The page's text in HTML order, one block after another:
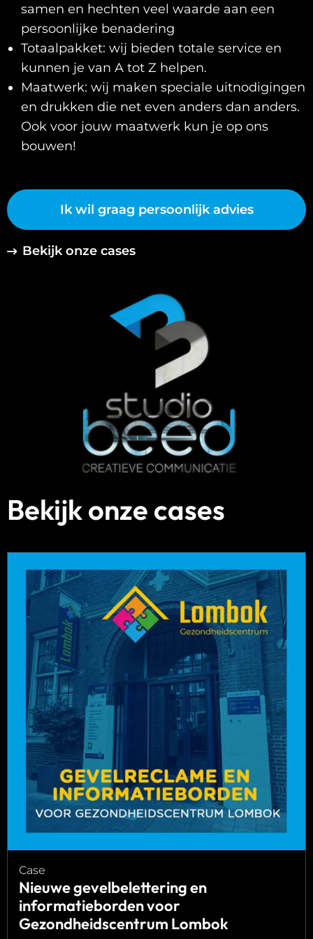
samen en hechten veel waarde aan een
persoonlijke benadering
Totaalpakket: wij bieden totale service en
kunnen je van A tot Z helpen.
Maatwerk: wij maken speciale uitnodigingen
en drukken die net even anders dan anders.
Ook voor jouw maatwerk kun je op ons
bouwen!
Ik wil graag persoonlijk advies
Bekijk onze cases
Bekijk onze cases
Nieuwe gevelbelettering en
informatieborden voor
Gezondheidscentrum Lombok
Case
over
Nieuwe
gevelbelettering
informatieborden
voor
Gezondheidscentrum
Lombok